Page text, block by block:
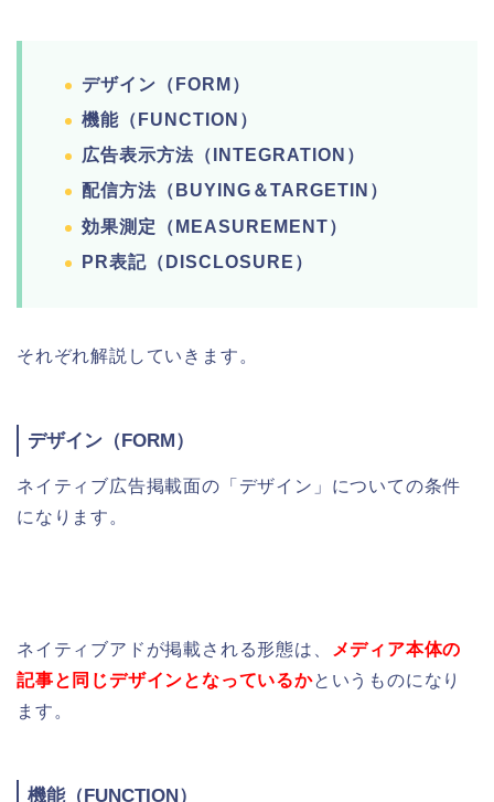
デザイン（ FORM）
機能（ FUNCTION）
広告表示方法（ INTEGRATION）
配信方法（ BUYING＆TARGETIN）
効果測定（ MEASUREMENT）
PR表記（ DISCLOSURE）
それぞれ解説していきます。
デザイン（FORM）
ネイティブ広告掲載面の「デザイン」についての条件
になります。
ネイティブアドが掲載される形態は、
メディア本体の
記事と同じデザインとなっているかというものになり
ます。
機能（FUNCTION）